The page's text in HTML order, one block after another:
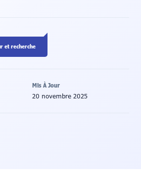
et recherche
Mis À Jour
20 novembre 2025